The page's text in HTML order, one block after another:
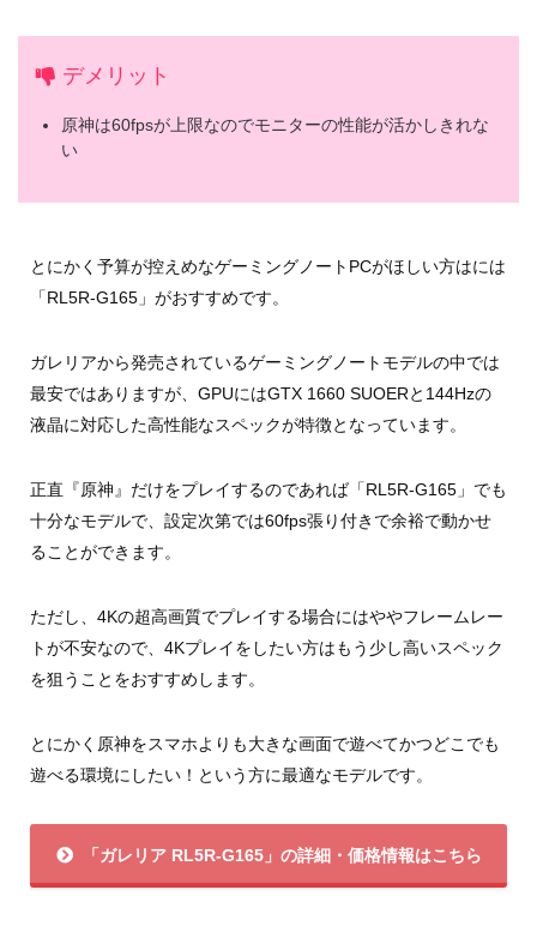
デメリット
原神は60fpsが上限なのでモニターの性能が活かしきれな
い
とにかく予算が控えめなゲーミングノートPCがほしい方はには
「RL5R-G165」がおすすめです。
ガレリアから発売されているゲーミングノートモデルの中では
最安ではありますが、GPUにはGTX 1660 SUOERと144Hzの
液晶に対応した高性能なスペックが特徴となっています。
正直『原神』だけをプレイするのであれば「RL5R-G165」でも
十分なモデルで、設定次第では60fps張り付きで余裕で動かせ
ることができます。
ただし、4Kの超高画質でプレイする場合にはややフレームレー
トが不安なので、4Kプレイをしたい方はもう少し高いスペック
を狙うことをおすすめします。
とにかく原神をスマホよりも大きな画面で遊べてかつどこでも
遊べる環境にしたい！という方に最適なモデルです。
「ガレリア RL5R-G165」の詳細・価格情報はこちら